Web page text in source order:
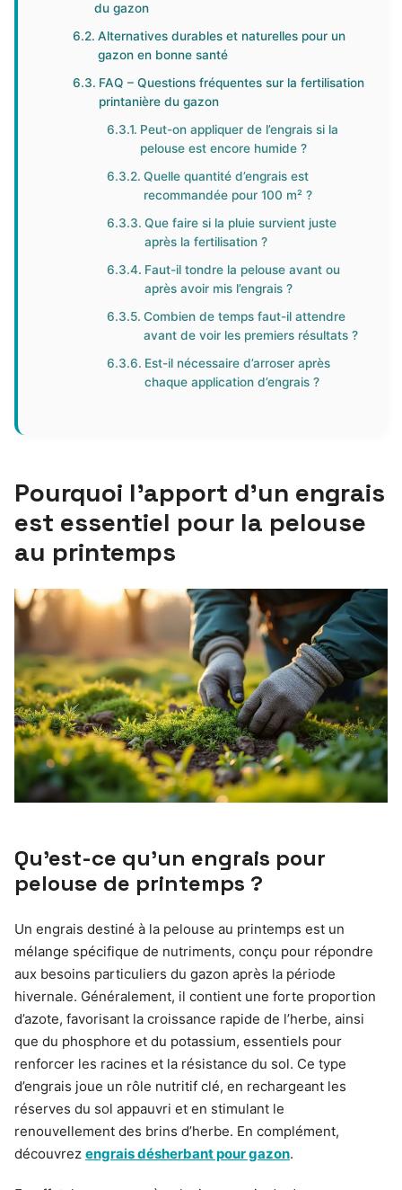
du gazon
Alternatives durables et naturelles pour un
gazon en bonne santé
FAQ – Questions fréquentes sur la fertilisation
printanière du gazon
Peut-on appliquer de l’engrais si la
pelouse est encore humide ?
Quelle quantité d’engrais est
recommandée pour 100 m² ?
Que faire si la pluie survient juste
après la fertilisation ?
Faut-il tondre la pelouse avant ou
après avoir mis l’engrais ?
Combien de temps faut-il attendre
avant de voir les premiers résultats ?
Est-il nécessaire d’arroser après
chaque application d’engrais ?
Pourquoi l’apport d’un engrais
est essentiel pour la pelouse
au printemps
Qu’est-ce qu’un engrais pour
pelouse de printemps ?
Un engrais destiné à la pelouse au printemps est un
mélange spécifique de nutriments, conçu pour répondre
aux besoins particuliers du gazon après la période
hivernale. Généralement, il contient une forte proportion
d’azote, favorisant la croissance rapide de l’herbe, ainsi
que du phosphore et du potassium, essentiels pour
renforcer les racines et la résistance du sol. Ce type
d’engrais joue un rôle nutritif clé, en rechargeant les
réserves du sol appauvri et en stimulant le
renouvellement des brins d’herbe. En complément,
découvrez engrais désherbant pour gazon.